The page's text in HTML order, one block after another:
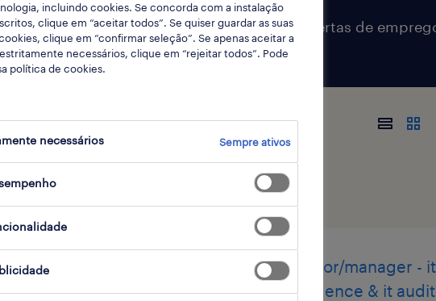
receber alertas de
pesquisa
empregos encontrados
security consultant
senior/manager -
diligence & it
incluindo cookies. Se concorda com a instalação
clique em “aceitar todos”. Se quiser guardar as suas
clique em “confirmar seleção”. Se apenas aceitar a
necessários, clique em “rejeitar todos”. Pode
política de cookies.
necessários Sempre ativos